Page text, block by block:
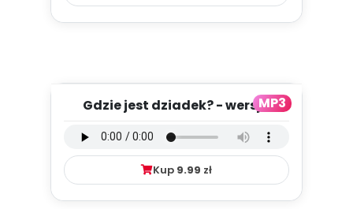
MP3
Gdzie jest dziadek? - wersja
Kup 9.99 zł